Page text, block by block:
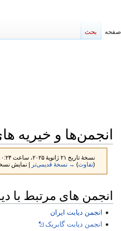
انجمن‌ها و خیریه
نسخهٔ تاریخ ‏۲۱ ژانویهٔ ۲۰۲۵، ساعت ۱۰:۲۴ توسط
(تفاوت) → نسخهٔ قدیمی‌تر | نمایش
به
ناوبری
به
جستجو
انجمن های مرتبط با
انجمن دیابت ایران
انجمن دیابت گابریک
صفحه بحث